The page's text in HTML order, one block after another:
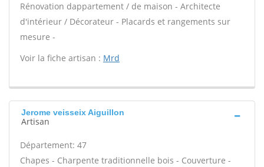
Rénovation dappartement / de maison - Architecte
d'intérieur / Décorateur - Placards et rangements sur
mesure -
Voir la fiche artisan : Mrd
Jerome veisseix Aiguillon
Artisan
Département: 47
Chapes - Charpente traditionnelle bois - Couverture -